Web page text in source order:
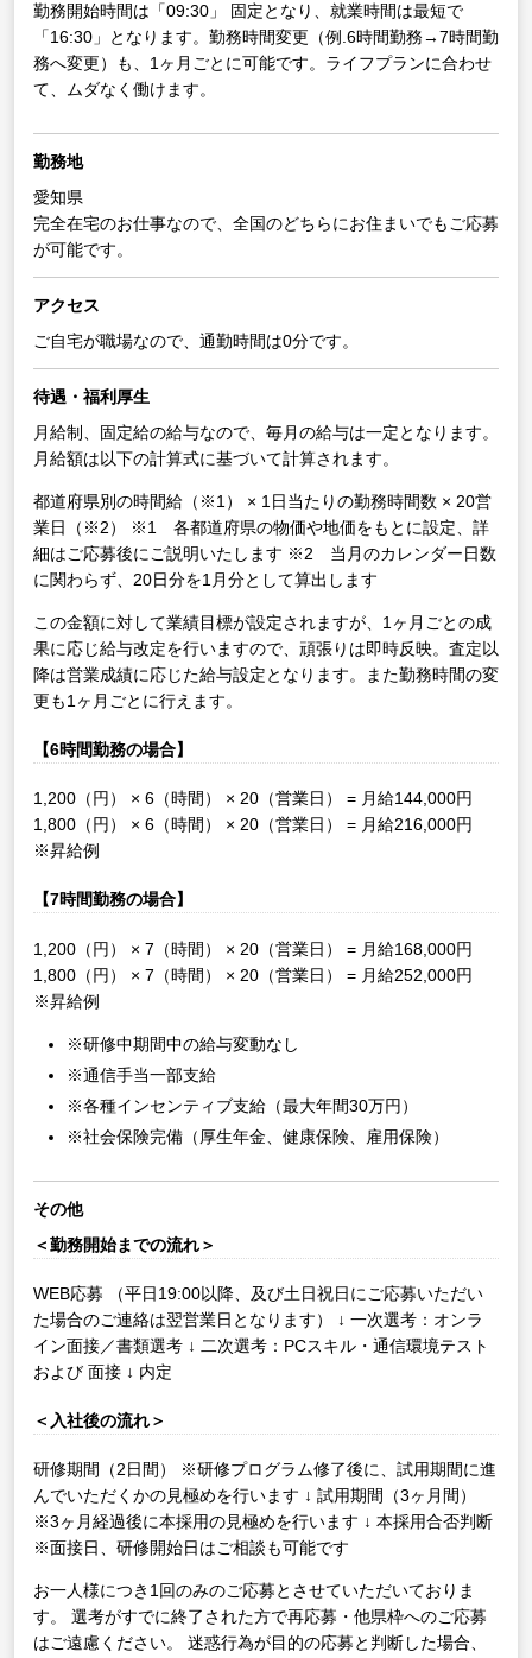
勤務開始時間は「09:30」 固定となり、就業時間は最短で
「16:30」となります。勤務時間変更（例.6時間勤務→7時間勤
務へ変更）も、1ヶ月ごとに可能です。ライフプランに合わせ
て、ムダなく働けます。
勤務地
愛知県
完全在宅のお仕事なので、全国のどちらにお住まいでもご応募
が可能です。
アクセス
ご自宅が職場なので、通勤時間は0分です。
待遇・福利厚生
月給制、固定給の給与なので、毎月の給与は一定となります。
月給額は以下の計算式に基づいて計算されます。
都道府県別の時間給（※1） × 1日当たりの勤務時間数 × 20営
業日（※2）
※1 各都道府県の物価や地価をもとに設定、詳
細はご応募後にご説明いたします ※2 当月のカレンダー日数
に関わらず、20日分を1月分として算出します
この金額に対して業績目標が設定されますが、1ヶ月ごとの成
果に応じ給与改定を行いますので、頑張りは即時反映。査定以
降は営業成績に応じた給与設定となります。また勤務時間の変
更も1ヶ月ごとに行えます。
【6時間勤務の場合】
1,200（円） × 6（時間） × 20（営業日） = 月給144,000円
1,800（円） × 6（時間） × 20（営業日） = 月給216,000円
※昇給例
【7時間勤務の場合】
1,200（円） × 7（時間） × 20（営業日） = 月給168,000円
1,800（円） × 7（時間） × 20（営業日） = 月給252,000円
※昇給例
※研修中期間中の給与変動なし
※通信手当一部支給
※各種インセンティブ支給（最大年間30万円）
※社会保険完備（厚生年金、健康保険、雇用保険）
その他
＜勤務開始までの流れ＞
WEB応募 （平日19:00以降、及び土日祝日にご応募いただい
た場合のご連絡は翌営業日となります）
↓ 一次選考：オンラ
イン面接／書類選考 ↓ 二次選考：PCスキル・通信環境テスト
および 面接 ↓ 内定
＜入社後の流れ＞
研修期間（2日間）
※研修プログラム修了後に、試用期間に進
んでいただくかの見極めを行います ↓ 試用期間（3ヶ月間）
※3ヶ月経過後に本採用の見極めを行います ↓ 本採用合否判断
※面接日、研修開始日はご相談も可能です
お一人様につき1回のみのご応募とさせていただいておりま
す。
選考がすでに終了された方で再応募・他県枠へのご応募
はご遠慮ください。
迷惑行為が目的の応募と判断した場合、